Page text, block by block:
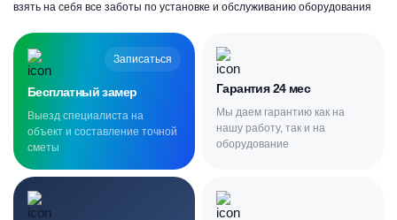
взять на себя все заботы по установке и обслуживанию оборудования
Записаться
Бесплатный замер
Выезд специалиста на
объект и составление точной
сметы
Гарантия 24 мес
Мы даем гарантию как на
нашу работу, так и на
оборудование